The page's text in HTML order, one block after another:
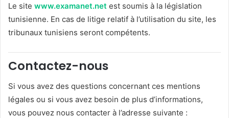
Le site www.examanet.net est soumis à la législation
tunisienne. En cas de litige relatif à l’utilisation du site, les
tribunaux tunisiens seront compétents.
Contactez-nous
Si vous avez des questions concernant ces mentions
légales ou si vous avez besoin de plus d’informations,
vous pouvez nous contacter à l’adresse suivante :